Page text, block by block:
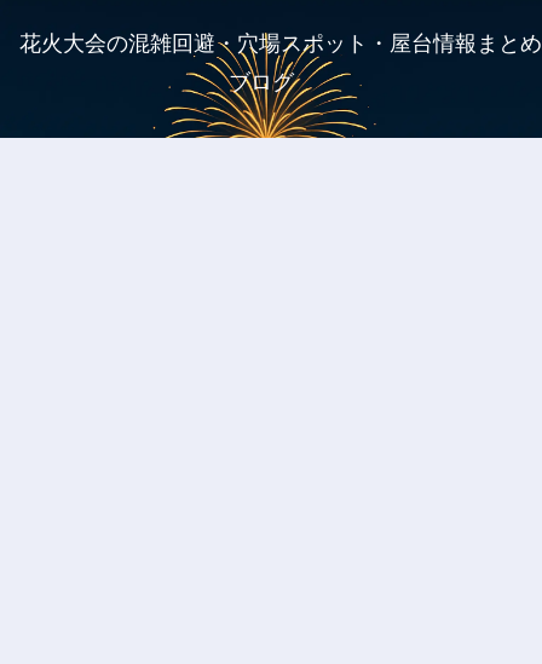
花火大会の混雑回避・穴場スポット・屋台情報まとめ
ブログ